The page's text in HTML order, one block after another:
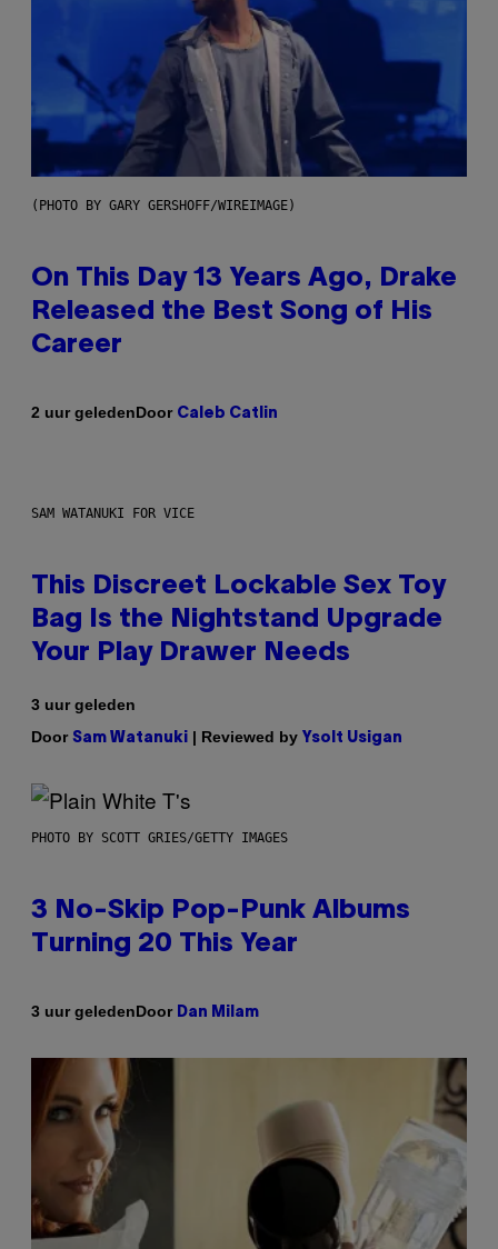
(PHOTO BY GARY GERSHOFF/WIREIMAGE)
On This Day 13 Years Ago, Drake
Released the Best Song of His
Career
2 uur geledenDoor Caleb Catlin
SAM WATANUKI FOR VICE
This Discreet Lockable Sex Toy
Bag Is the Nightstand Upgrade
Your Play Drawer Needs
3 uur geleden
Door Sam Watanuki | Reviewed by Ysolt Usigan
PHOTO BY SCOTT GRIES/GETTY IMAGES
3 No-Skip Pop-Punk Albums
Turning 20 This Year
3 uur geledenDoor Dan Milam